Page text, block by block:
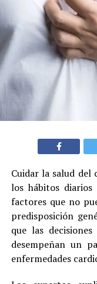
Cuidar la salud del
los hábitos diarios
factores que no
predisposición
que las
desempeñan un
enfermedades